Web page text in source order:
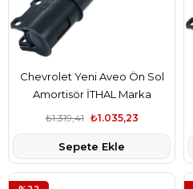
Chevrolet Yeni Aveo Ön Sol
Amortisör İTHAL Marka
₺1.035,23
₺1.319,41
Sepete Ekle